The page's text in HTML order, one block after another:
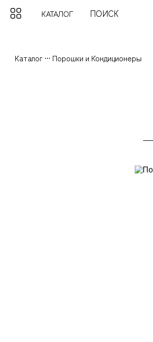
КАТАЛОГ
Каталог ... Порошки и Кондиционеры